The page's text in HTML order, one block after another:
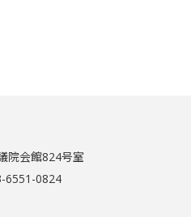
院会館824号室
0824